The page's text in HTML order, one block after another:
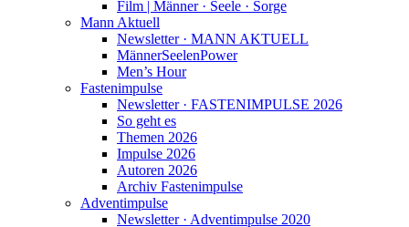
Film | Männer · Seele · Sorge
Mann Aktuell
Newsletter · MANN AKTUELL
MännerSeelenPower
Men’s Hour
Fastenimpulse
Newsletter · FASTENIMPULSE 2026
So geht es
Themen 2026
Impulse 2026
Autoren 2026
Archiv Fastenimpulse
Adventimpulse
Newsletter · Adventimpulse 2020